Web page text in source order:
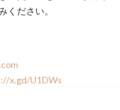
ください。
x.gd/U1DWs